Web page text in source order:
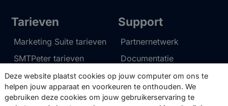
Tarieven
Marketing Suite tarieven
SMTPeter tarieven
MailerQ tarieven
Support
Partnernetwerk
Documentatie
Trainingen
Stuur een ticket
Deze website plaatst cookies op jouw computer om ons te
helpen jouw apparaat en voorkeuren te onthouden. We
gebruiken deze cookies om jouw gebruikerservaring te